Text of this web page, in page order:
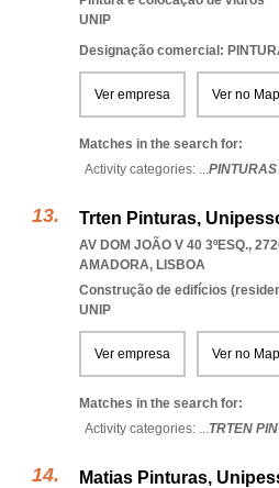
UNIP
Designação comercial:
Ver empresa Ver no
Matches in the search for:
Activity categories: ...PINTURAS
Trten Pinturas,
AV DOM JOÃO V 40 3ºESQ.,
AMADORA, LISBOA
Construção de edifícios
UNIP
Ver empresa Ver no
Matches in the search for:
Activity categories: ...TRTEN
Matias Pinturas,